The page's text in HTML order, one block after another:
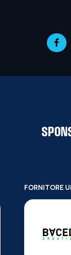
FORNITORE